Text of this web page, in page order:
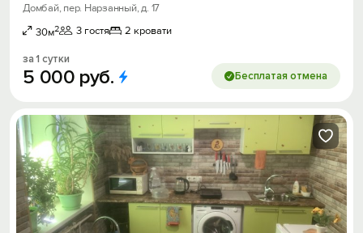
Домбай, пер. Нарзанный, д. 17
30м2 3 гостя 2 кровати
за 1 сутки
5 000 руб. Бесплатая отмена